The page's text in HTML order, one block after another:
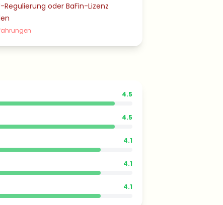
Regulierung oder BaFin-Lizenz
4.5
4.5
4.1
4.1
4.1